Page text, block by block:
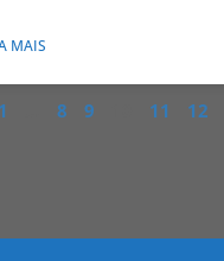
MAIS
8 9 11 12